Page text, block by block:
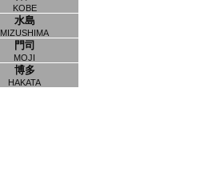
KOBE
水島
MIZUSHIMA
門司
MOJI
博多
HAKATA